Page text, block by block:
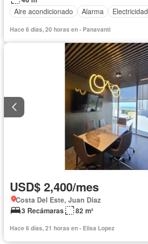
Aire acondicionado
Alarma Electricidad
Hace 6 días, 20 horas en - Panavanti
USD$ 2,400/mes
Costa Del Este, Juan Diaz
3 Recámaras
82 m²
Hace 6 días, 21 horas en - Elisa Lopez